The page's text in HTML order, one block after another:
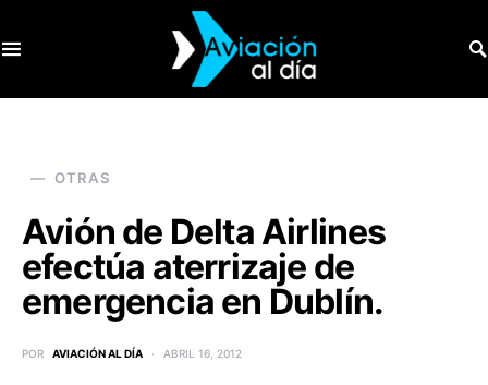
OTRAS
Avión de Delta Airlines
efectúa aterrizaje de
emergencia en Dublín.
POR AVIACIÓN AL DÍA ABRIL 16, 2012